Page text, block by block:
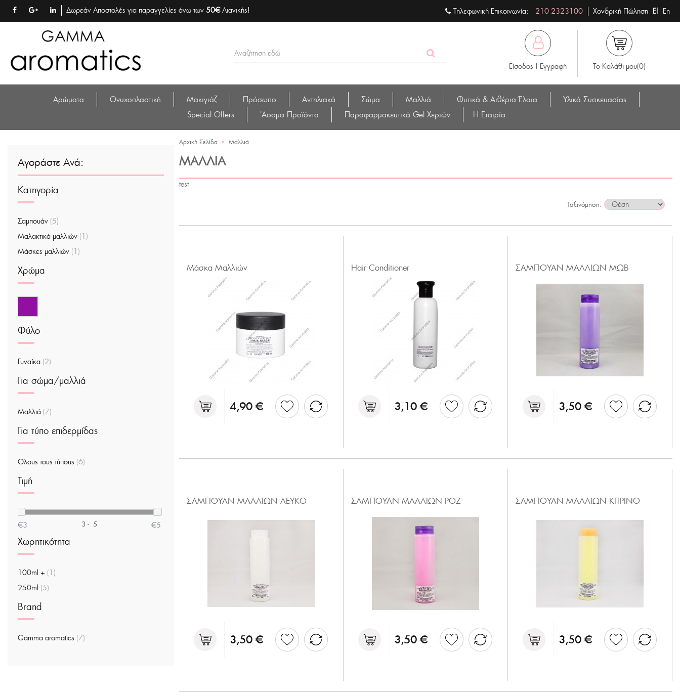
Δωρεάν Αποστολές για παραγγελίες άνω των 50€Λιανικής! Τηλεφωνική Επικοινωνία: 210 2323100 Χονδρική Πώληση El En
Είσοδος | Εγγραφή Το Καλάθι μου(0)
Αρώματα Ονυχοπλαστική Μακιγιάζ Πρόσωπο Αντηλιακά Σώμα Μαλλιά Φυτικά & Αιθέρια Έλαια
Υλικά Συσκευασίας
Special Offers
'Αοσμα Προϊόντα Παραφαρμακευτικά Gel Χεριών Η Eταιρία
Αγοράστε Ανά:
Κατηγορία
Σαμπουάν (5)
Μαλακτικά μαλλιών (1)
Μάσκες μαλλιών (1)
Χρώμα
Φύλο
Γυναίκα (2)
Για σώμα/μαλλιά
Μαλλιά (7)
Για τύπο επιδερμίδας
Όλους τους τύπους (6)
Τιμή
€3 €5
3 - 5
Χωρητικότητα
100ml + (1)
250ml (5)
Brand
Gamma aromatics (7)
Αρχική Σελίδα • Μαλλιά
ΜΑΛΛΙΆ
test
Ταξινόμηση
Μάσκα Μαλλιών
4,90 €
Hair Conditioner
3,10 €
ΣΑΜΠΟΥΑΝ ΜΑΛΛΙΩΝ ΜΩΒ
3,50 €
ΣΑΜΠΟΥΑΝ ΜΑΛΛΙΩΝ ΛΕΥΚΟ
3,50 €
ΣΑΜΠΟΥΑΝ ΜΑΛΛΙΩΝ ΡΟΖ
3,50 €
ΣΑΜΠΟΥΑΝ ΜΑΛΛΙΩΝ ΚΙΤΡΙΝΟ
3,50 €